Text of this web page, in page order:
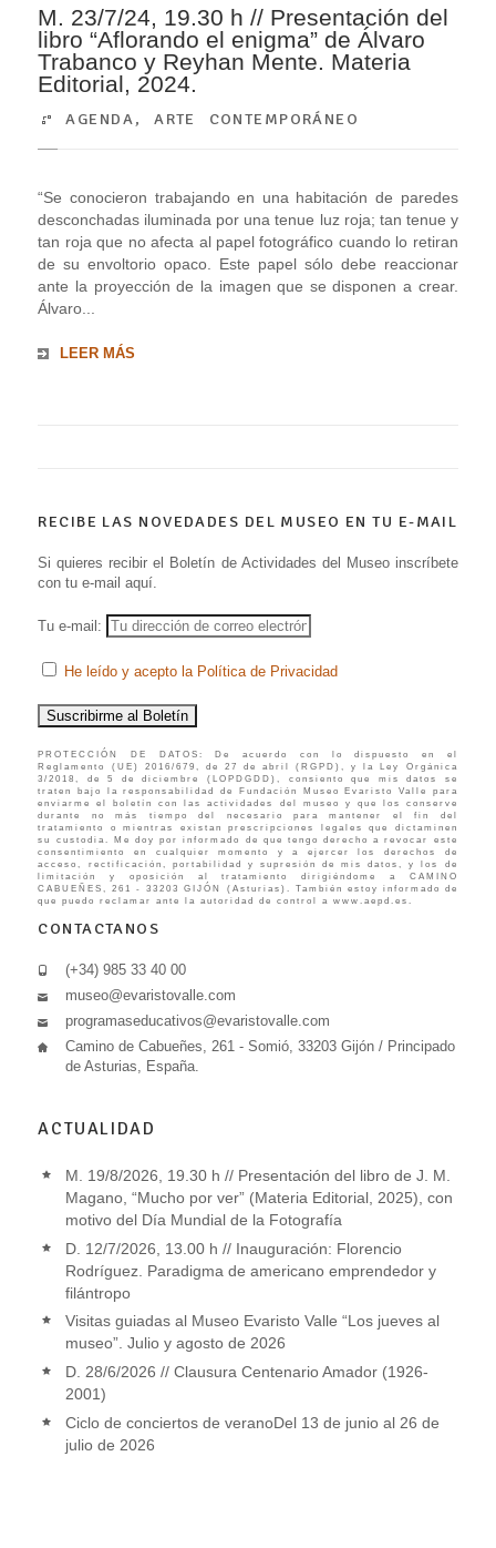
M. 23/7/24, 19.30 h // Presentación del
libro “Aflorando el enigma” de Álvaro
Trabanco y Reyhan Mente. Materia
Editorial, 2024.
AGENDA,ARTE CONTEMPORÁNEO
“Se conocieron trabajando en una habitación de paredes
desconchadas iluminada por una tenue luz roja; tan tenue y
tan roja que no afecta al papel fotográfico cuando lo retiran
de su envoltorio opaco. Este papel sólo debe reaccionar
ante la proyección de la imagen que se disponen a crear.
Álvaro...
LEER MÁS
RECIBE LAS NOVEDADES DEL MUSEO EN TU E-MAIL
Si quieres recibir el Boletín de Actividades del Museo inscríbete
con tu e-mail aquí.
Tu e-mail:
He leído y acepto la Política de Privacidad
PROTECCIÓN DE DATOS: De acuerdo con lo dispuesto en el
Reglamento (UE) 2016/679, de 27 de abril (RGPD), y la Ley Orgánica
3/2018, de 5 de diciembre (LOPDGDD), consiento que mis datos se
traten bajo la responsabilidad de Fundación Museo Evaristo Valle para
enviarme el boletín con las actividades del museo y que los conserve
durante no más tiempo del necesario para mantener el fin del
tratamiento o mientras existan prescripciones legales que dictaminen
su custodia. Me doy por informado de que tengo derecho a revocar este
consentimiento en cualquier momento y a ejercer los derechos de
acceso, rectificación, portabilidad y supresión de mis datos, y los de
limitación y oposición al tratamiento dirigiéndome a CAMINO
CABUEÑES, 261 - 33203 GIJÓN (Asturias). También estoy informado de
que puedo reclamar ante la autoridad de control a www.aepd.es.
CONTACTANOS
(+34) 985 33 40 00
museo@evaristovalle.com
programaseducativos@evaristovalle.com
Camino de Cabueñes, 261 - Somió, 33203 Gijón / Principado
de Asturias, España.
ACTUALIDAD
M. 19/8/2026, 19.30 h // Presentación del libro de J. M.
Magano, “Mucho por ver” (Materia Editorial, 2025), con
motivo del Día Mundial de la Fotografía
D. 12/7/2026, 13.00 h // Inauguración: Florencio
Rodríguez. Paradigma de americano emprendedor y
filántropo
Visitas guiadas al Museo Evaristo Valle “Los jueves al
museo”. Julio y agosto de 2026
D. 28/6/2026 // Clausura Centenario Amador (1926-
2001)
Ciclo de conciertos de veranoDel 13 de junio al 26 de
julio de 2026